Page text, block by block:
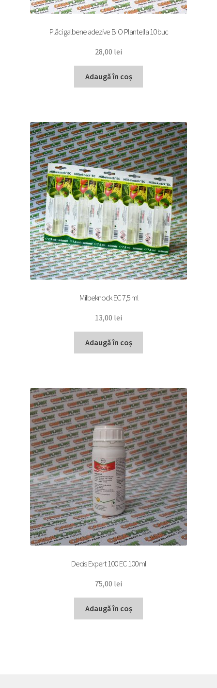
Plăci galbene adezive BIO Plantella 10 buc
28,00 lei
Adaugă în coș
Milbeknock EC 7,5 ml
13,00 lei
Adaugă în coș
Decis Expert 100 EC 100 ml
75,00 lei
Adaugă în coș